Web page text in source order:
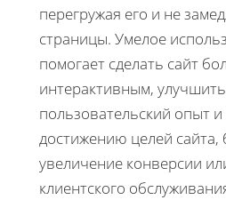
перегружая его и не
страницы. Умелое
помогает сделать сайт
интерактивным, улучшить
пользовательский опыт и
достижению целей сайта,
увеличение конверсии
клиентского